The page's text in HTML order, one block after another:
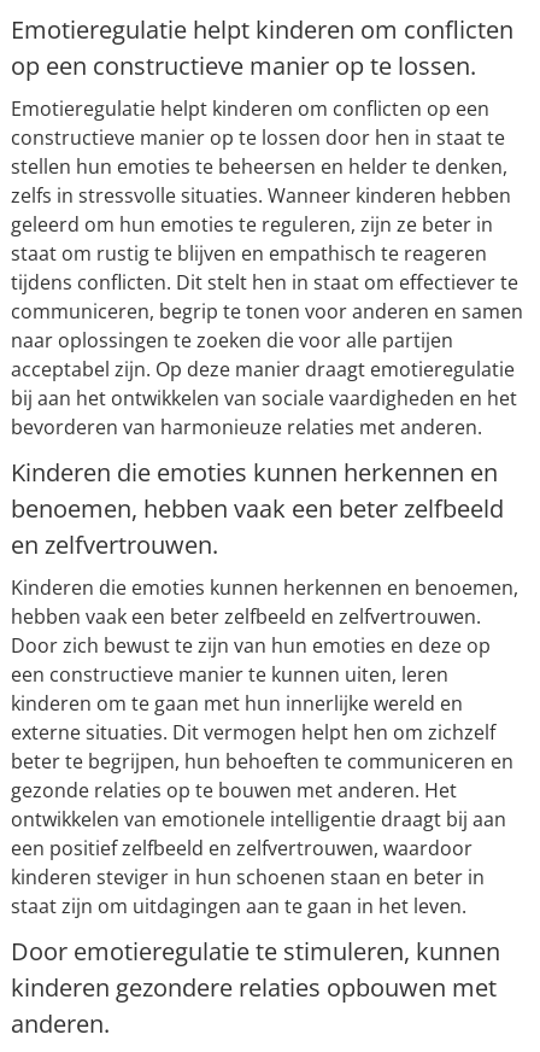
Emotieregulatie helpt kinderen om conflicten
op een constructieve manier op te lossen.
Emotieregulatie helpt kinderen om conflicten op een
constructieve manier op te lossen door hen in staat te
stellen hun emoties te beheersen en helder te denken,
zelfs in stressvolle situaties. Wanneer kinderen hebben
geleerd om hun emoties te reguleren, zijn ze beter in
staat om rustig te blijven en empathisch te reageren
tijdens conflicten. Dit stelt hen in staat om effectiever te
communiceren, begrip te tonen voor anderen en samen
naar oplossingen te zoeken die voor alle partijen
acceptabel zijn. Op deze manier draagt emotieregulatie
bij aan het ontwikkelen van sociale vaardigheden en het
bevorderen van harmonieuze relaties met anderen.
Kinderen die emoties kunnen herkennen en
benoemen, hebben vaak een beter zelfbeeld
en zelfvertrouwen.
Kinderen die emoties kunnen herkennen en benoemen,
hebben vaak een beter zelfbeeld en zelfvertrouwen.
Door zich bewust te zijn van hun emoties en deze op
een constructieve manier te kunnen uiten, leren
kinderen om te gaan met hun innerlijke wereld en
externe situaties. Dit vermogen helpt hen om zichzelf
beter te begrijpen, hun behoeften te communiceren en
gezonde relaties op te bouwen met anderen. Het
ontwikkelen van emotionele intelligentie draagt bij aan
een positief zelfbeeld en zelfvertrouwen, waardoor
kinderen steviger in hun schoenen staan en beter in
staat zijn om uitdagingen aan te gaan in het leven.
Door emotieregulatie te stimuleren, kunnen
kinderen gezondere relaties opbouwen met
anderen.